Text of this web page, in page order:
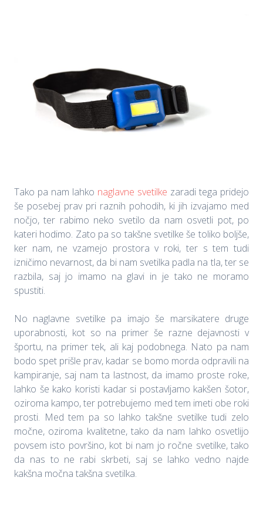
Tako pa nam lahko naglavne svetilke zaradi tega pridejo
še posebej prav pri raznih pohodih, ki jih izvajamo med
nočjo, ter rabimo neko svetilo da nam osvetli pot, po
kateri hodimo. Zato pa so takšne svetilke še toliko boljše,
ker nam, ne vzamejo prostora v roki, ter s tem tudi
izničimo nevarnost, da bi nam svetilka padla na tla, ter se
razbila, saj jo imamo na glavi in je tako ne moramo
spustiti.
No naglavne svetilke pa imajo še marsikatere druge
uporabnosti, kot so na primer še razne dejavnosti v
športu, na primer tek, ali kaj podobnega. Nato pa nam
bodo spet prišle prav, kadar se bomo morda odpravili na
kampiranje, saj nam ta lastnost, da imamo proste roke,
lahko še kako koristi kadar si postavljamo kakšen šotor,
oziroma kampo, ter potrebujemo med tem imeti obe roki
prosti. Med tem pa so lahko takšne svetilke tudi zelo
močne, oziroma kvalitetne, tako da nam lahko osvetlijo
povsem isto površino, kot bi nam jo ročne svetilke, tako
da nas to ne rabi skrbeti, saj se lahko vedno najde
kakšna močna takšna svetilka.